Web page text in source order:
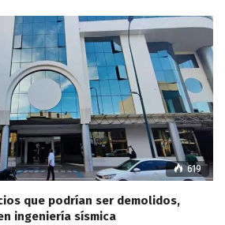
619
que podrían ser demolidos,
ingeniería sísmica